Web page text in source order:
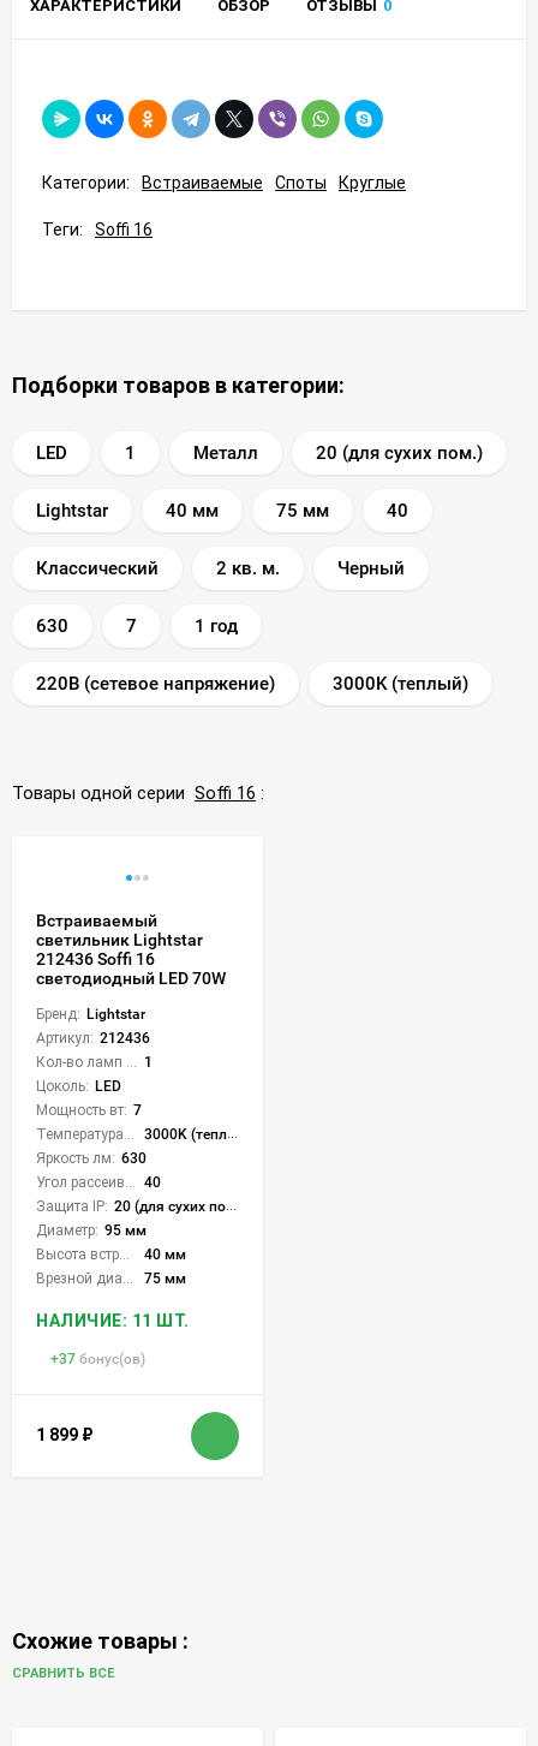
ХАРАКТЕРИСТИКИ ОБЗОР ОТЗЫВЫ 0
Категории: Встраиваемые Споты Круглые
Теги: Soffi 16
Подборки товаров в категории:
LED 1 Металл 20 (для сухих пом.)
Lightstar 40 мм 75 мм 40
Классический 2 кв. м. Черный
630 7 1 год
220В (сетевое напряжение) 3000K (теплый)
Товары одной серии Soffi 16 :
Встраиваемый
светильник Lightstar
212436 Soffi 16
светодиодный LED 70W
Бренд: Lightstar
Артикул: 212436
1
Цоколь: LED
Мощность вт: 7
3000K (теплый)
Яркость лм: 630
40
Защита IP: 20 (для сухих пом.)
Диаметр: 95 мм
40 мм
75 мм
НАЛИЧИЕ: 11 ШТ.
+37 бонус(ов)
1 899 ₽
Схожие товары :
СРАВНИТЬ ВСЕ